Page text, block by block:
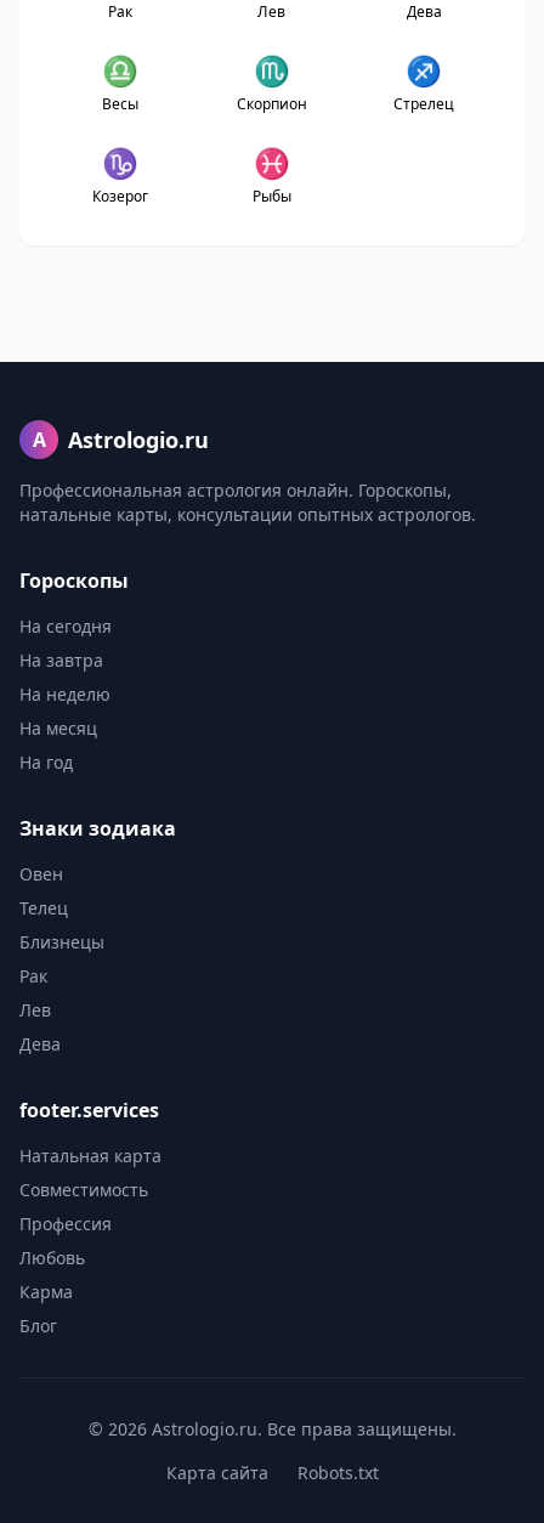
Рак Лев Дева
♎
Весы
♏
Скорпион
♐
Стрелец
♑
Козерог
♓
Рыбы
A Astrologio.ru
Профессиональная астрология онлайн. Гороскопы,
натальные карты, консультации опытных астрологов.
Гороскопы
На сегодня
На завтра
На неделю
На месяц
На год
Знаки зодиака
Овен
Телец
Близнецы
Рак
Лев
Дева
footer.services
Натальная карта
Совместимость
Профессия
Любовь
Карма
Блог
© 2026 Astrologio.ru. Все права защищены.
Карта сайта
Robots.txt